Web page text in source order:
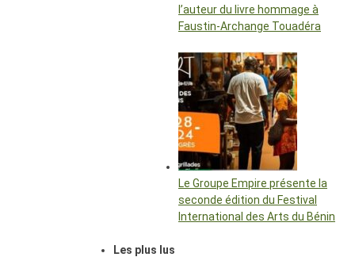
l’auteur du livre hommage à
Faustin-Archange Touadéra
Le Groupe Empire présente la
seconde édition du Festival
International des Arts du Bénin
Les plus lus